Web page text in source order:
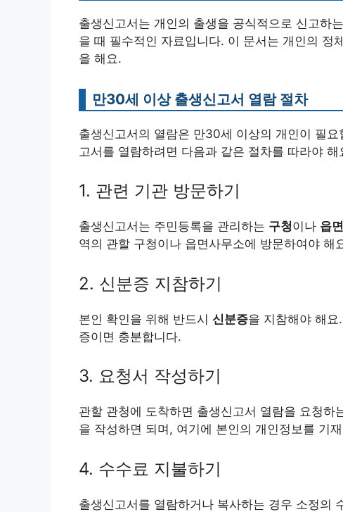
출생신고서는 개인의 출생을 공식적으로 신고하
을 때 필수적인 자료입니다. 이 문서는 개인의 정
을 해요.
만30세 이상 출생신고서 열람 절차
출생신고서의 열람은 만30세 이상의 개인이 필
고서를 열람하려면 다음과 같은 절차를 따라야 해
1. 관련 기관 방문하기
출생신고서는 주민등록을 관리하는 구청이나 읍
역의 관할 구청이나 읍면사무소에 방문하여야 해
2. 신분증 지참하기
본인 확인을 위해 반드시 신분증을 지참해야 해
증이면 충분합니다.
3. 요청서 작성하기
관할 관청에 도착하면 출생신고서 열람을 요청
을 작성하면 되며, 여기에 본인의 개인정보를 기
4. 수수료 지불하기
출생신고서를 열람하거나 복사하는 경우 소정의